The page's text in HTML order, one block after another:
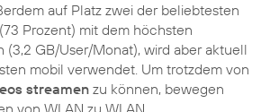
auf Platz zwei der beliebtesten
Prozent) mit dem höchsten
(3,2 GB/User/Monat), wird aber aktuell
mobil verwendet. Um trotzdem von
streamen zu können, bewegen